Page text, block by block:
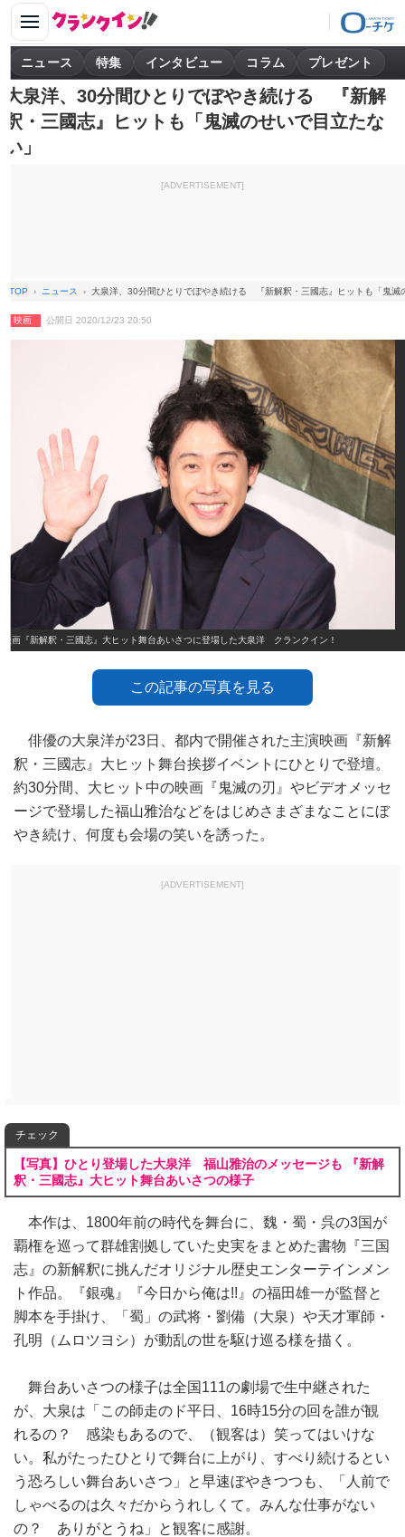
ニュース 特集 インタビュー コラム プレゼント
大泉洋、30分間ひとりでぼやき続ける 『新解
釈・三國志』ヒットも「鬼滅のせいで目立たな
い」
[ADVERTISEMENT]
TOP ニュース 大泉洋、30分間ひとりでぼやき続ける 『新解釈・三國志』ヒットも「鬼滅
映画 公開日 2020/12/23 20:50
映画『新解釈・三國志』大ヒット舞台あいさつに登場した大泉洋 クランクイン！
この記事の写真を見る
俳優の大泉洋が23日、都内で開催された主演映画『新解
釈・三國志』大ヒット舞台挨拶イベントにひとりで登壇。
約30分間、大ヒット中の映画『鬼滅の刃』やビデオメッセ
ージで登場した福山雅治などをはじめさまざまなことにぼ
やき続け、何度も会場の笑いを誘った。
[ADVERTISEMENT]
チェック
【写真】ひとり登場した大泉洋 福山雅治のメッセージも 『新解
釈・三國志』大ヒット舞台あいさつの様子
本作は、1800年前の時代を舞台に、魏・蜀・呉の3国が
覇権を巡って群雄割拠していた史実をまとめた書物『三国
志』の新解釈に挑んだオリジナル歴史エンターテインメン
ト作品。『銀魂』『今日から俺は!!』の福田雄一が監督と
脚本を手掛け、「蜀」の武将・劉備（大泉）や天才軍師・
孔明（ムロツヨシ）が動乱の世を駆け巡る様を描く。
舞台あいさつの様子は全国111の劇場で生中継された
が、大泉は「この師走のド平日、16時15分の回を誰が観
れるの？ 感染もあるので、（観客は）笑ってはいけな
い。私がたったひとりで舞台に上がり、すべり続けるとい
う恐ろしい舞台あいさつ」と早速ぼやきつつも、「人前で
しゃべるのは久々だからうれしくて。みんな仕事がない
の？ ありがとうね」と観客に感謝。